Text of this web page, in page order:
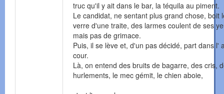
truc qu'il y ait dans le bar, la téquila au piment.
Le candidat, ne sentant plus grand chose, boit
verre d'une traite, des larmes coulent de ses
mais pas de grimace.
Puis, il se lève et, d'un pas décidé, part dans l'
cour.
Là, on entend des bruits de bagarre, des cris,
hurlements, le mec gémit, le chien aboie,